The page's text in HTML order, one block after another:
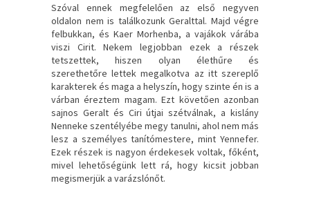
Szóval ennek megfelelően az első negyven
oldalon nem is találkozunk Geralttal. Majd végre
felbukkan, és Kaer Morhenba, a vajákok várába
viszi Cirit. Nekem legjobban ezek a részek
tetszettek, hiszen olyan élethűre és
szerethetőre lettek megalkotva az itt szereplő
karakterek és maga a helyszín, hogy szinte én is a
várban éreztem magam. Ezt követően azonban
sajnos Geralt és Ciri útjai szétválnak, a kislány
Nenneke szentélyébe megy tanulni, ahol nem más
lesz a személyes tanítómestere, mint Yennefer.
Ezek részek is nagyon érdekesek voltak, főként,
mivel lehetőségünk lett rá, hogy kicsit jobban
megismerjük a varázslónőt.